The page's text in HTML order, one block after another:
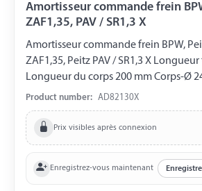
Amortisseur commande frein
ZAF1,35, PAV / SR1,3 X
Amortisseur commande frein BPW,
ZAF1,35, Peitz PAV / SR1,3 X
Longueur du corps 200 mm Corps-Ø
Product number: AD82130X
Prix visibles après connexion
Enregistrez-vous maintenant